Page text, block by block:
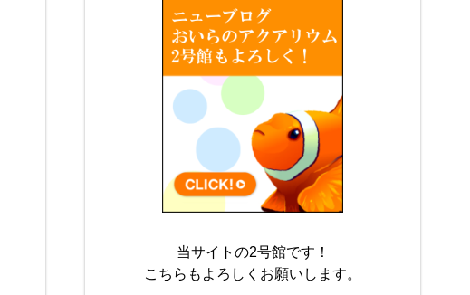
当サイトの2号館です！
こちらもよろしくお願いします。